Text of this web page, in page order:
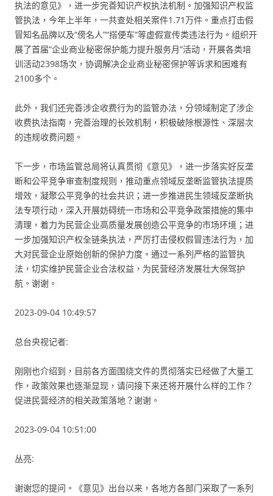
执法的意见》，进一步完善知识产权执法机制。加强知识产权监
管执法，今年上半年，一共查处相关案件1.71万件。重点打击假
冒知名品牌以及“傍名人”“搭便车”等虚假宣传类违法行为。组织开
展了首届“企业商业秘密保护能力提升服务月”活动，开展各类培
训活动2398场次，协调解决企业商业秘密保护等诉求和困难有
2100多个。
此外，我们还完善涉企收费行为的监管办法，分领域制定了涉企
收费执法指南，完善治理的长效机制，积极破除根源性、深层次
的违规收费问题。
下一步，市场监管总局将认真贯彻《意见》，进一步落实好反垄
断和公平竞争审查制度规则，推动重点领域反垄断监管执法提质
增效，凝聚公平竞争的社会共识；进一步推进民生领域反垄断执
法专项行动，深入开展妨碍统一市场和公平竞争政策措施的集中
清理，着力为民营企业高质量发展创造公平竞争的市场环境；进
一步加强知识产权全链条执法，严厉打击侵权假冒违法行为，加
大对民营企业原始创新的保护力度。通过一系列严格的监管执
法，切实维护民营企业合法权益，为民营经济发展壮大保驾护
航。谢谢。
2023-09-04 10:49:57
总台央视记者:
刚刚也介绍到，目前各方面围绕文件的贯彻落实已经做了大量工
作，政策效果也逐渐显现，请问接下来还将开展什么样的工作？
促进民营经济的相关政策落地？谢谢。
2023-09-04 10:51:00
丛亮:
谢谢您的提问。《意见》出台以来，各地方各部门采取了一系列